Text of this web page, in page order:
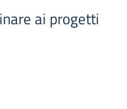
ai progetti